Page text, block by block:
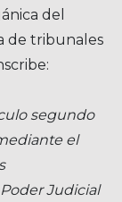
del
de tribunales
segundo
el
Judicial